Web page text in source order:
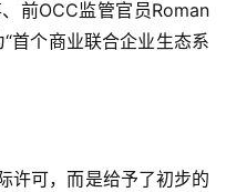
前OCC监管官员Roman
首个商业联合企业生态系
许可，而是给予了初步的